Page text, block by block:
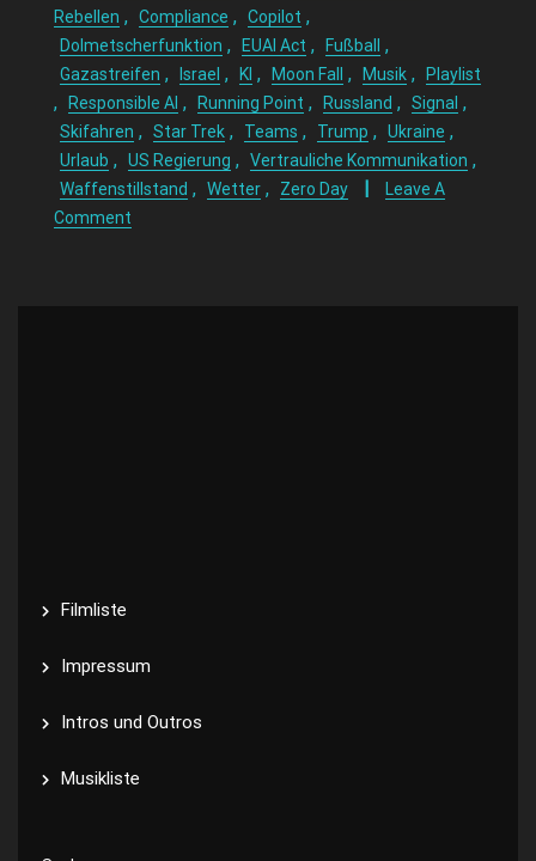
Rebellen , Compliance , Copilot ,
Dolmetscherfunktion , EUAI Act , Fußball ,
Gazastreifen , Israel , KI , Moon Fall , Musik , Playlist
, Responsible AI , Running Point , Russland , Signal ,
Skifahren , Star Trek , Teams , Trump , Ukraine ,
Urlaub , US Regierung , Vertrauliche Kommunikation ,
Waffenstillstand , Wetter , Zero Day
Leave A
Comment
Filmliste
Impressum
Intros und Outros
Musikliste